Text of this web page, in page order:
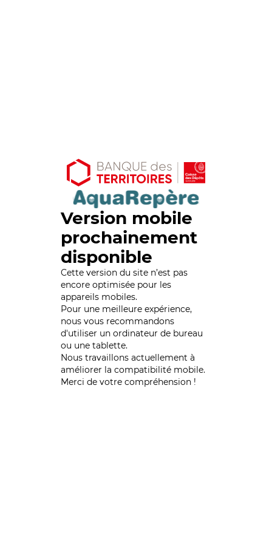
Version mobile
prochainement
disponible
Cette version du site n’est pas
encore optimisée pour les
appareils mobiles.
Pour une meilleure expérience,
nous vous recommandons
d'utiliser un ordinateur de bureau
ou une tablette.
Nous travaillons actuellement à
améliorer la compatibilité mobile.
Merci de votre compréhension !